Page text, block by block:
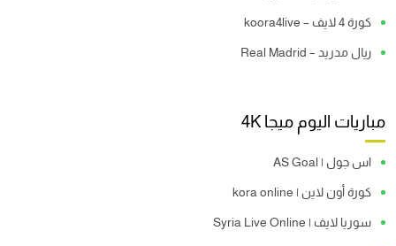
كورة 4 لايف – koora4live
ريال مدريد – Real Madrid
مباريات اليوم ميجا 4K
اس جول | AS Goal
كورة أون لاين | kora online
سوريا لايف | Syria Live Online